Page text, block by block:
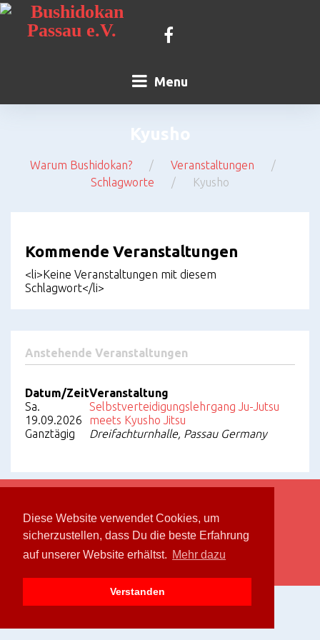
Diese Website verwendet Cookies, um
sicherzustellen, dass Du die beste Erfahrung
auf unserer Website erhältst. Mehr dazu
Verstanden
Skip
content
Kontakt
Menu
Kyusho
Warum Bushidokan? / Veranstaltungen
/
Schlagworte
/ Kyusho
Kommende Veranstaltungen
<li>Keine Veranstaltungen mit diesem
Schlagwort</li>
Anstehende Veranstaltungen
Datum/ZeitVeranstaltung
Sa.
19.09.2026
Ganztägig
Selbstverteidigungslehrgang Ju-Jutsu
meets Kyusho Jitsu
Dreifachturnhalle, Passau Germany
Bushidokan Passau e.V. © 2026.Privacy Policy
Kontakt